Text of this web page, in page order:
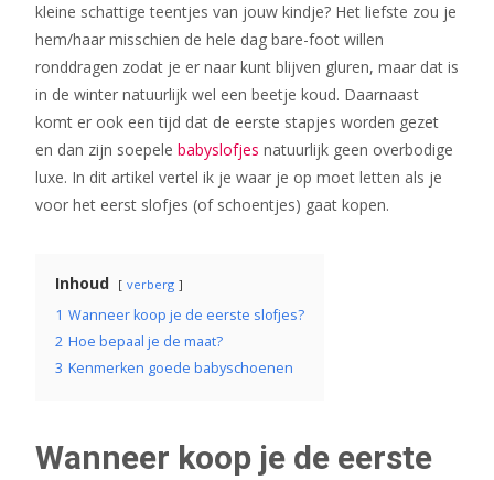
kleine schattige teentjes van jouw kindje? Het liefste zou je
hem/haar misschien de hele dag bare-foot willen
ronddragen zodat je er naar kunt blijven gluren, maar dat is
in de winter natuurlijk wel een beetje koud. Daarnaast
komt er ook een tijd dat de eerste stapjes worden gezet
en dan zijn soepele babyslofjes natuurlijk geen overbodige
luxe. In dit artikel vertel ik je waar je op moet letten als je
voor het eerst slofjes (of schoentjes) gaat kopen.
Inhoud verberg
1 Wanneer koop je de eerste slofjes?
2 Hoe bepaal je de maat?
3 Kenmerken goede babyschoenen
Wanneer koop je de eerste